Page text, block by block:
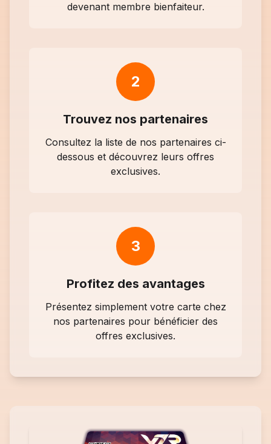
devenant membre bienfaiteur.
2
Trouvez nos partenaires
Consultez la liste de nos partenaires ci-
dessous et découvrez leurs offres
exclusives.
3
Profitez des avantages
Présentez simplement votre carte chez
nos partenaires pour bénéficier des
offres exclusives.